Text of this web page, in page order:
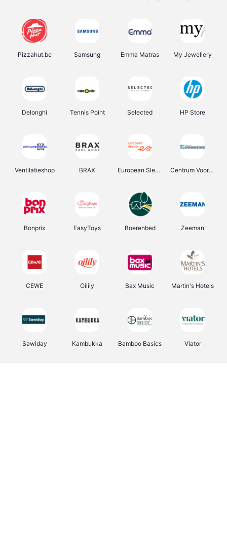
Pizzahut.be Samsung Emma Matras My Jewellery
Delonghi Tennis Point Selected HP Store
Ventilatieshop BRAX European Sleeper Centrum Voor Avondonderwijs
Bonprix EasyToys Boerenbed Zeeman
CEWE Oilily Bax Music Martin's Hotels
Sawiday Kambukka Bamboo Basics Viator